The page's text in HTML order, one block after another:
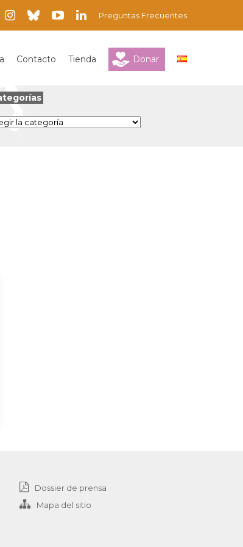
Preguntas Frecuentes
Contacto Tienda Donar
Dossier de prensa
Mapa del sitio